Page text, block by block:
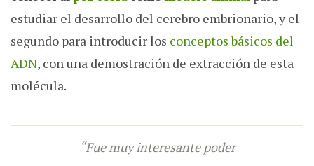
estudiar el desarrollo del cerebro embrionario, y el
segundo para introducir los conceptos básicos del
ADN, con una demostración de extracción de esta
molécula.
“Fue muy interesante poder